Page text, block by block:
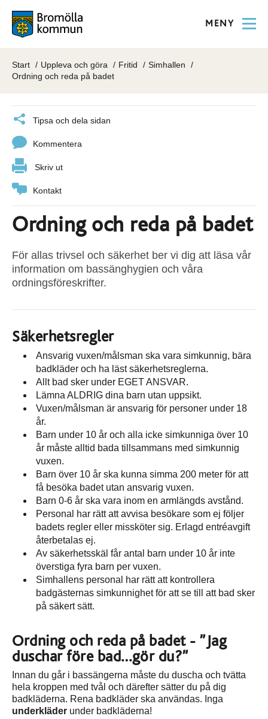
MENY
Start Uppleva och göra Fritid
Simhallen
Ordning och reda på badet
Tipsa och dela sidan
Kommentera
Skriv ut
Kontakt
Ordning och reda på badet
För allas trivsel och säkerhet ber vi dig att läsa vår
information om bassänghygien och våra
ordningsföreskrifter.
Säkerhetsregler
Ansvarig vuxen/målsman ska vara simkunnig, bära
badkläder och ha läst säkerhetsreglerna.
Allt bad sker under EGET ANSVAR.
Lämna ALDRIG dina barn utan uppsikt.
Vuxen/målsman är ansvarig för personer under 18
år.
Barn under 10 år och alla icke simkunniga över 10
år måste alltid bada tillsammans med simkunnig
vuxen.
Barn över 10 år ska kunna simma 200 meter för att
få besöka badet utan ansvarig vuxen.
Barn 0-6 år ska vara inom en armlängds avstånd.
Personal har rätt att avvisa besökare som ej följer
badets regler eller missköter sig. Erlagd entréavgift
återbetalas ej.
Av säkerhetsskäl får antal barn under 10 år inte
överstiga fyra barn per vuxen.
Simhallens personal har rätt att kontrollera
badgästernas simkunnighet för att se till att bad sker
på säkert sätt.
Ordning och reda på badet - ”Jag
duschar före bad…gör du?”
Innan du går i bassängerna måste du duscha och tvätta
hela kroppen med tvål och därefter sätter du på dig
badkläderna. Rena badkläder ska användas. Inga
underkläder under badkläderna!